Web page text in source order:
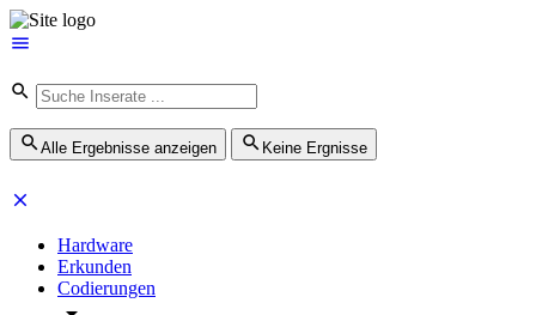
Alle Ergebnisse anzeigen Keine Ergnisse
Hardware
Erkunden
Codierungen